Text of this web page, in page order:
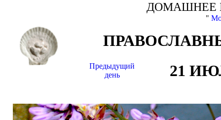
ДОМАШНЕЕ
"
Предыдущий
день
21